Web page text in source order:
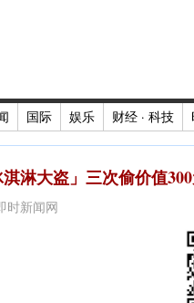
国际 娱乐 财经 · 科技
淋大盗」三次偷价值
时新闻网